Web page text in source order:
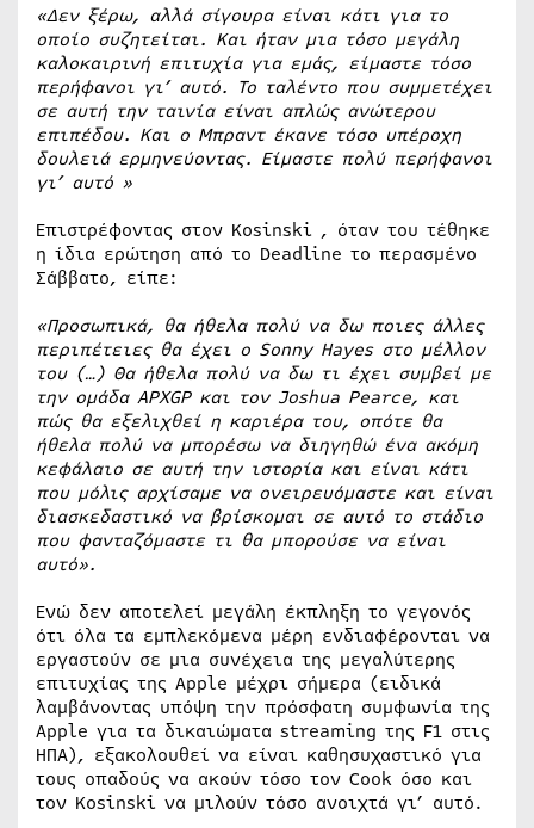
«Δεν ξέρω, αλλά σίγουρα είναι κάτι για το
οποίο συζητείται. Και ήταν μια τόσο μεγάλη
καλοκαιρινή επιτυχία για εμάς, είμαστε τόσο
περήφανοι γι’ αυτό. Το ταλέντο που συμμετέχει
σε αυτή την ταινία είναι απλώς ανώτερου
επιπέδου. Και ο Μπραντ έκανε τόσο υπέροχη
δουλειά ερμηνεύοντας. Είμαστε πολύ περήφανοι
γι’ αυτό »
Επιστρέφοντας στον Kosinski , όταν του τέθηκε
η ίδια ερώτηση από το Deadline το περασμένο
Σάββατο, είπε:
«Προσωπικά, θα ήθελα πολύ να δω ποιες άλλες
περιπέτειες θα έχει ο Sonny Hayes στο μέλλον
του (…) Θα ήθελα πολύ να δω τι έχει συμβεί με
την ομάδα APXGP και τον Joshua Pearce, και
πώς θα εξελιχθεί η καριέρα του, οπότε θα
ήθελα πολύ να μπορέσω να διηγηθώ ένα ακόμη
κεφάλαιο σε αυτή την ιστορία και είναι κάτι
που μόλις αρχίσαμε να ονειρευόμαστε και είναι
διασκεδαστικό να βρίσκομαι σε αυτό το στάδιο
που φανταζόμαστε τι θα μπορούσε να είναι
αυτό».
Ενώ δεν αποτελεί μεγάλη έκπληξη το γεγονός
ότι όλα τα εμπλεκόμενα μέρη ενδιαφέρονται να
εργαστούν σε μια συνέχεια της μεγαλύτερης
επιτυχίας της Apple μέχρι σήμερα (ειδικά
λαμβάνοντας υπόψη την πρόσφατη συμφωνία της
Apple για τα δικαιώματα streaming της F1 στις
ΗΠΑ), εξακολουθεί να είναι καθησυχαστικό για
τους οπαδούς να ακούν τόσο τον Cook όσο και
τον Kosinski να μιλούν τόσο ανοιχτά γι’ αυτό.